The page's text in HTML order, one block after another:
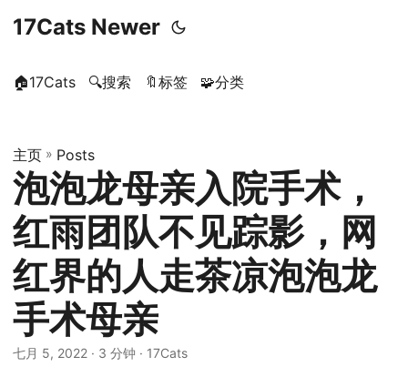
17Cats Newer
🏠17Cats 🔍搜索 🔖标签 🧩分类
主页 » Posts
泡泡龙母亲入院手术，
红雨团队不见踪影，网
红界的人走茶凉泡泡龙
手术母亲
七月 5, 2022 · 3 分钟 · 17Cats